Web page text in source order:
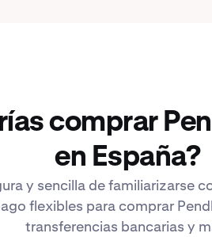
comprar
en España?
y sencilla de familiarizarse
flexibles para comprar
transferencias bancarias y